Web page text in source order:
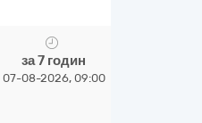
за 7 годин
07-08-2026, 09:00